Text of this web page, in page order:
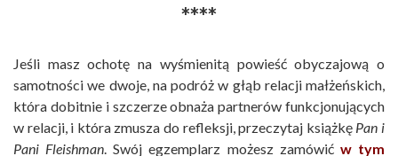
****
Jeśli masz ochotę na wyśmienitą powieść obyczajową o
samotności we dwoje, na podróż w głąb relacji małżeńskich,
która dobitnie i szczerze obnaża partnerów funkcjonujących
w relacji, i która zmusza do refleksji, przeczytaj książkę Pan i
Pani Fleishman . Swój egzemplarz możesz zamówić w tym